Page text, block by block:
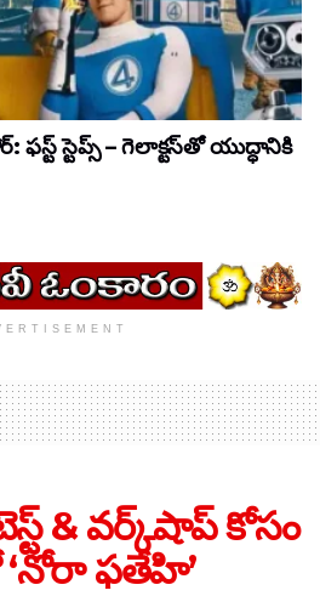
స్టెప్స్ – గెలాక్టస్‌తో యుద్ధానికి
& వర్క్‌షాప్ కోసం
ఫతేహి’